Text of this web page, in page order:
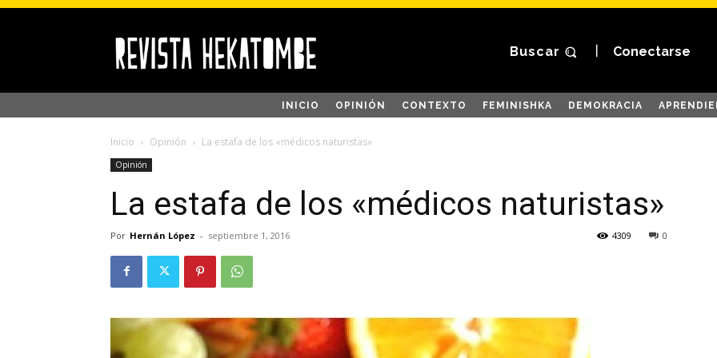
Buscar Conectarse
INICIO OPINIÓN CONTEXTO FEMINISHKA DEMOKRACIA
Inicio Opinión La estafa de los «médicos naturistas»
Opinión
La estafa de los «médicos naturistas»
Por Hernán López - septiembre 1, 2016 0
4309